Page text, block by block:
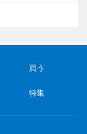
買う
特集